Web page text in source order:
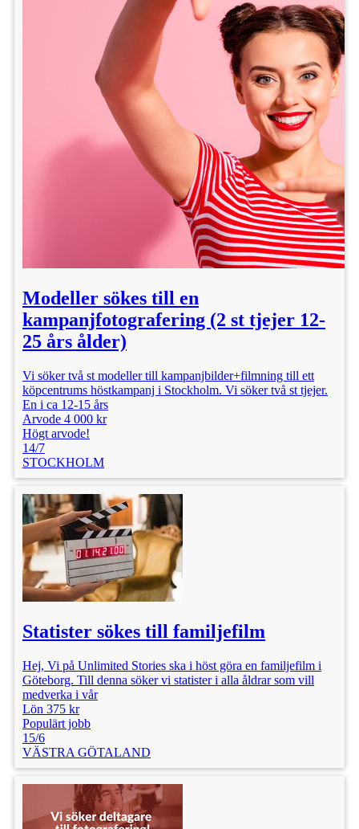
Modeller sökes till en
kampanjfotografering (2 st tjejer 12-
25 års ålder)
Vi söker två st modeller till kampanjbilder+filmning till ett
köpcentrums höstkampanj i Stockholm. Vi söker två st tjejer.
En i ca 12-15 års
Arvode 4 000 kr
Högt arvode!
14/7
STOCKHOLM
Statister sökes till familjefilm
Hej, Vi på Unlimited Stories ska i höst göra en familjefilm i
Göteborg. Till denna söker vi statister i alla åldrar som vill
medverka i vår
Lön 375 kr
Populärt jobb
15/6
VÄSTRA GÖTALAND